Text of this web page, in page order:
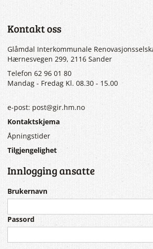
Kontakt oss
Glåmdal Interkommunale
Hærnesvegen 299, 2116 Sander
Telefon 62 96 01 80
Mandag - Fredag Kl. 08.30 - 15.00
e-post: post@gir.hm.no
Kontaktskjema
Åpningstider
Tilgjengelighet
Innlogging ansatte
Brukernavn
Passord